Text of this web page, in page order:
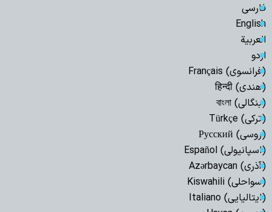
فارسی
English
العربیة
اردو
(فرانسوی) Français
(هندی) हिन्दी
(بنگالی) বাংলা
(ترکی) Türkçe
(روسی) Русский
(اسپانیولی) Español
(آذری) Azərbaycan
(سواحلی) Kiswahili
(ایتالیایی) Italiano